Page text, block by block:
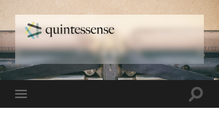
quintessense
Mobile-
Menü